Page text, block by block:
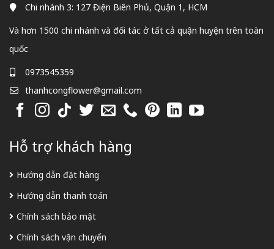
Chi nhánh 3: 127 Điện Biên Phủ, Quận 1, HCM
Và hơn 1500 chi nhánh và đối tác ở tất cả quận huyện trên toàn
quốc
0973545359
thanhcongflower@gmail.com
Hỗ trợ khách hàng
Hướng dẫn đặt hàng
Hướng dẫn thanh toán
Chính sách bảo mật
Chính sách vận chuyển